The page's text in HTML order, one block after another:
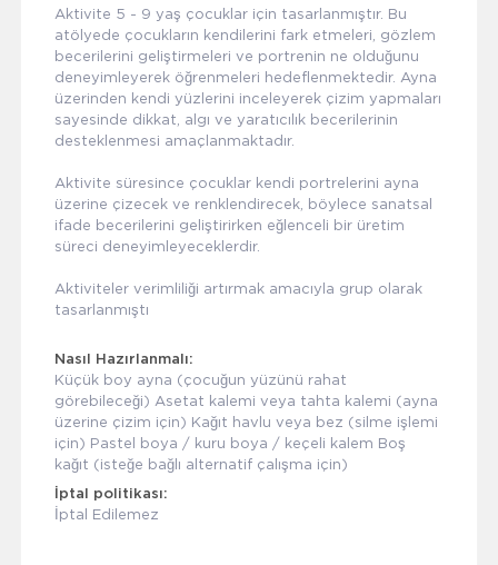
Aktivite 5 - 9 yaş çocuklar için tasarlanmıştır. Bu
atölyede çocukların kendilerini fark etmeleri, gözlem
becerilerini geliştirmeleri ve portrenin ne olduğunu
deneyimleyerek öğrenmeleri hedeflenmektedir. Ayna
üzerinden kendi yüzlerini inceleyerek çizim yapmaları
sayesinde dikkat, algı ve yaratıcılık becerilerinin
desteklenmesi amaçlanmaktadır.
Aktivite süresince çocuklar kendi portrelerini ayna
üzerine çizecek ve renklendirecek, böylece sanatsal
ifade becerilerini geliştirirken eğlenceli bir üretim
süreci deneyimleyeceklerdir.
Aktiviteler verimliliği artırmak amacıyla grup olarak
tasarlanmıştı
Nasıl Hazırlanmalı:
Küçük boy ayna (çocuğun yüzünü rahat
görebileceği) Asetat kalemi veya tahta kalemi (ayna
üzerine çizim için) Kağıt havlu veya bez (silme işlemi
için) Pastel boya / kuru boya / keçeli kalem Boş
kağıt (isteğe bağlı alternatif çalışma için)
İptal politikası:
İptal Edilemez